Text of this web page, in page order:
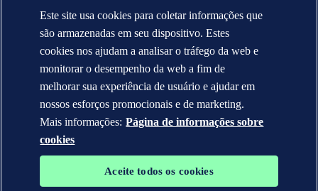
Política de privacidade
Termo de uso
Copyright © DNV AS 2025
Informação sobre cookies
Este site usa cookies para coletar informações que
são armazenadas em seu dispositivo. Estes
cookies nos ajudam a analisar o tráfego da web e
monitorar o desempenho da web a fim de
melhorar sua experiência de usuário e ajudar em
nossos esforços promocionais e de marketing.
Mais informações: Página de informações sobre
cookies
Aceite todos os cookies